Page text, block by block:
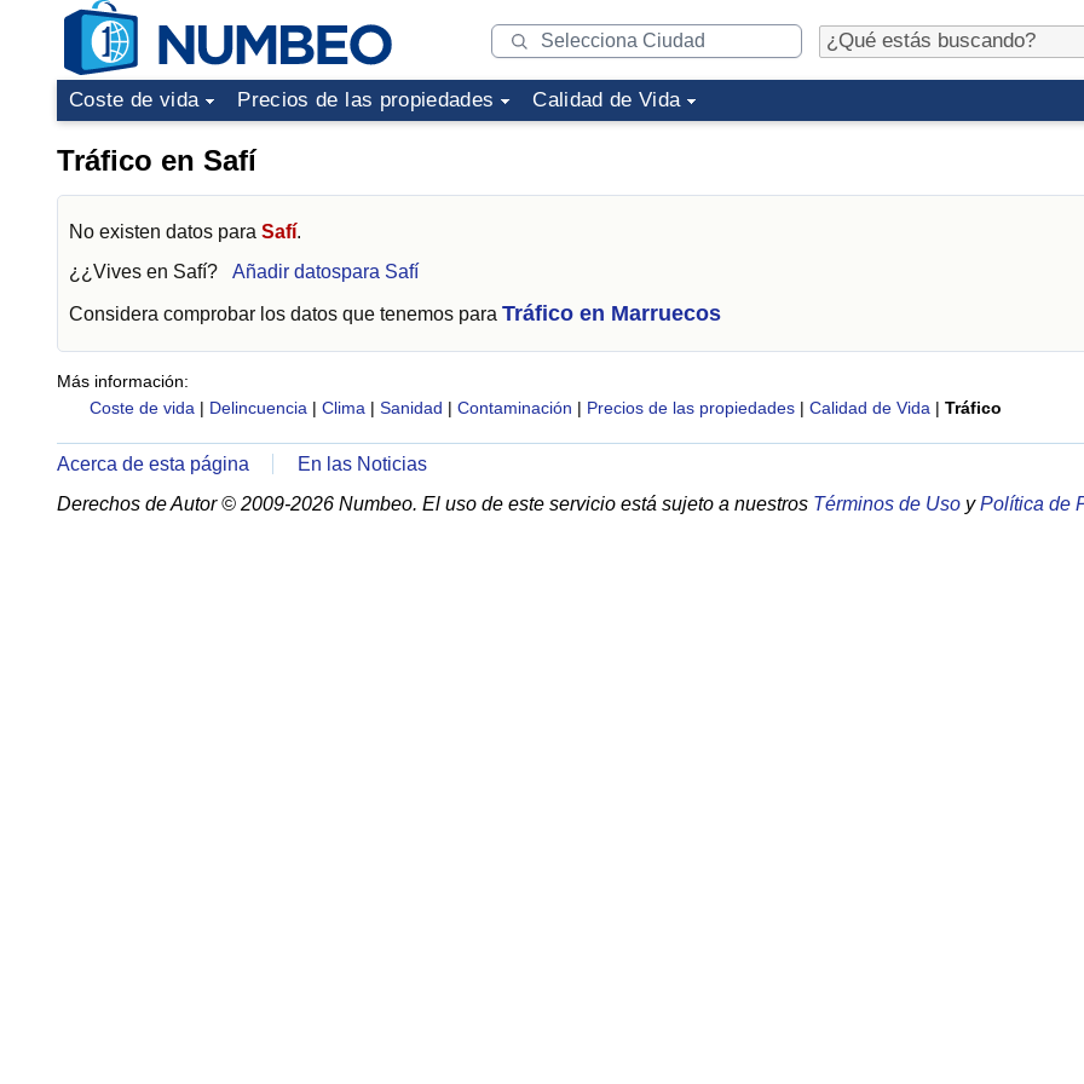
Coste de vida Precios de las propiedades Calidad de Vida
Tráfico en Safí
No existen datos para Safí.
¿¿Vives en Safí? Añadir datospara Safí
Considera comprobar los datos que tenemos para Tráfico en Marruecos
Más información:
Coste de vida | Delincuencia | Clima | Sanidad | Contaminación | Precios de las propiedades | Calidad de Vida | Tráfico
Acerca de esta página
En las Noticias
Derechos de Autor © 2009-2026 Numbeo. El uso de este servicio está sujeto a nuestros Términos de Uso yPolítica de